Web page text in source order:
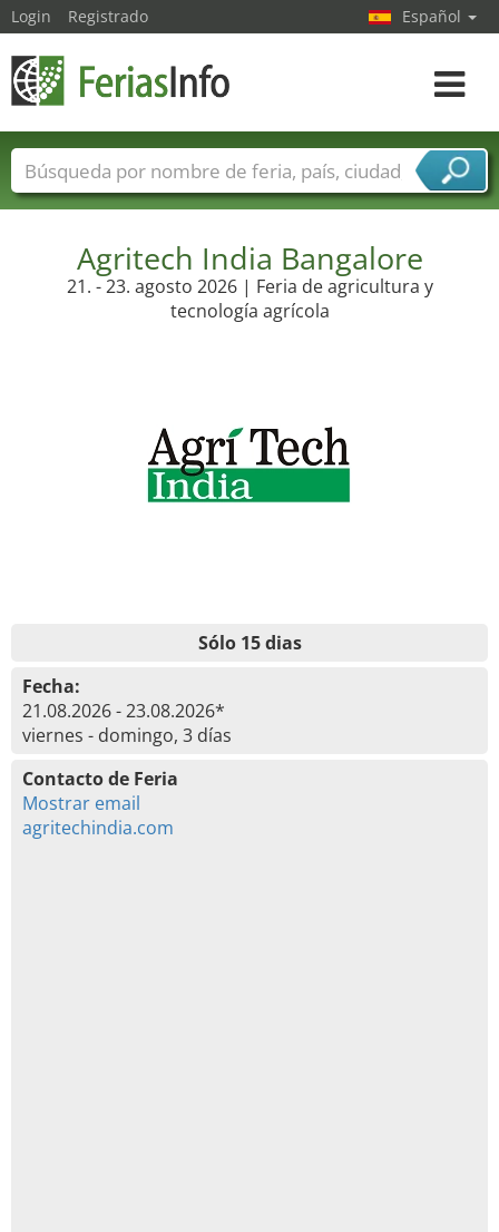
Agritech India Bangalore
21. - 23. agosto 2026 | Feria de agricultura y
tecnología agrícola
Sólo 15 dias
Fecha:
21.08.2026 - 23.08.2026*
viernes - domingo, 3 días
Contacto de Feria
Mostrar email
agritechindia.com
Login Registrado Español
toggle
Nombres de ferias Países
Ciudades
Sectores de proveedor de servicios